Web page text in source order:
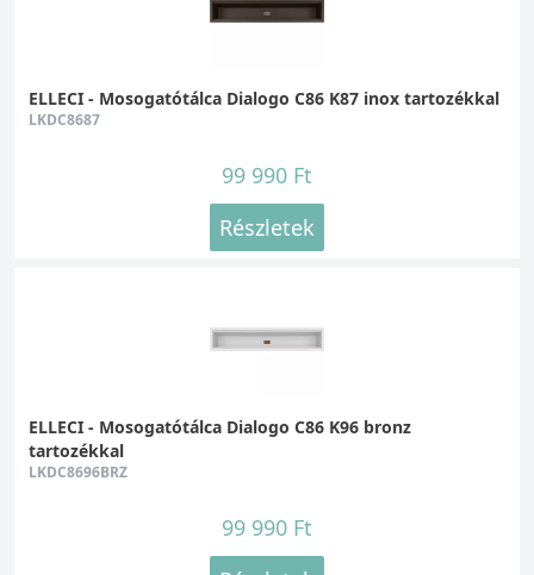
ELLECI - Mosogatótálca Dialogo C86 K87 inox tartozékkal
LKDC8687
99 990 Ft
Részletek
ELLECI - Mosogatótálca Dialogo C86 K96 bronz
tartozékkal
LKDC8696BRZ
99 990 Ft